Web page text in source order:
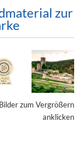
zur
Bilder zum Vergrößern
anklicken